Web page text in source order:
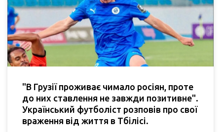
"В Грузії проживає чимало росіян, проте
до них ставлення не завжди позитивне".
Український футболіст розповів про свої
враження від життя в Тбілісі.